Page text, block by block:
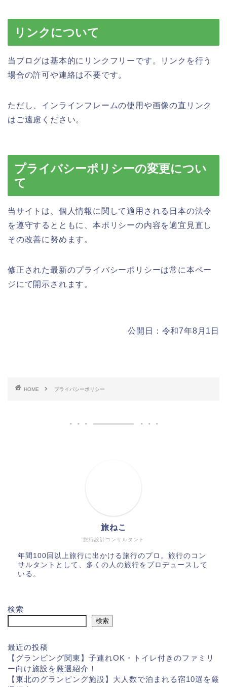
リンクについて
当ブログは基本的にリンクフリーです。リンクを行う
場合の許可や連絡は不要です。
ただし、インラインフレームの使用や画像の直リンク
はご遠慮ください。
プライバシーポリシーの変更につい
て
当サイトは、個人情報に関して適用される日本の法令
を遵守するとともに、本ポリシーの内容を適宜見直し
その改善に努めます。
修正された最新のプライバシーポリシーは常に本ペー
ジにて開示されます。
公開日：令和7年8月1日
HOME プライバシーポリシー
旅行設計コンサルタント
旅ねこ
年間100回以上旅行に出かける旅行のプロ。旅行のコン
サルタントとして、多くの人の旅行をプロデュースして
いる。
検索
検索
最近の投稿
【グランピング関東】子連れOK・トイレ付きのファミリ
ー向け施設を厳選紹介！
【東北のグランピング施設】大人数で泊まれる宿10選を厳